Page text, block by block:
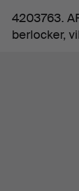
gram.
4203763.
berlocker,